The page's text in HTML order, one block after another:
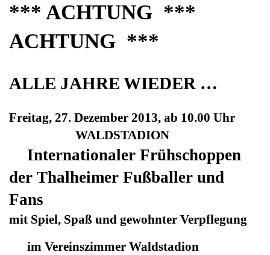
*** ACHTUNG ***
ACHTUNG ***
ALLE JAHRE WIEDER …
Freitag, 27. Dezember 2013, ab 10.00 Uhr
WALDSTADION
Internationaler Frühschoppen
der Thalheimer Fußballer und
Fans
mit Spiel, Spaß und gewohnter Verpflegung
im Vereinszimmer Waldstadion